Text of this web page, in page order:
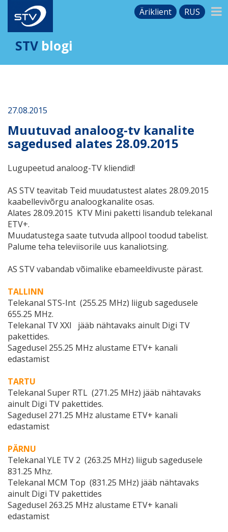
Äriklient RUS
STV blogi
27.08.2015
Muutuvad analoog-tv kanalite
sagedused alates 28.09.2015
Lugupeetud analoog-TV kliendid!
AS STV teavitab Teid muudatustest alates 28.09.2015
kaabellevivõrgu analoogkanalite osas.
Alates 28.09.2015 KTV Mini paketti lisandub telekanal
ETV+.
Muudatustega saate tutvuda allpool toodud tabelist.
Palume teha televiisorile uus kanaliotsing.
AS STV vabandab võimalike ebameeldivuste pärast.
TALLINN
Telekanal STS-Int (255.25 MHz) liigub sagedusele
655.25 MHz.
Telekanal TV XXI jääb nähtavaks ainult Digi TV
pakettides.
Sagedusel 255.25 MHz alustame ETV+ kanali
edastamist
TARTU
Telekanal Super RTL (271.25 MHz) jääb nähtavaks
ainult Digi TV pakettides.
Sagedusel 271.25 MHz alustame ETV+ kanali
edastamist
PÄRNU
Telekanal YLE TV 2 (263.25 MHz) liigub sagedusele
831.25 Mhz.
Telekanal MCM Top (831.25 MHz) jääb nähtavaks
ainult Digi TV pakettides
Sagedusel 263.25 MHz alustame ETV+ kanali
edastamist